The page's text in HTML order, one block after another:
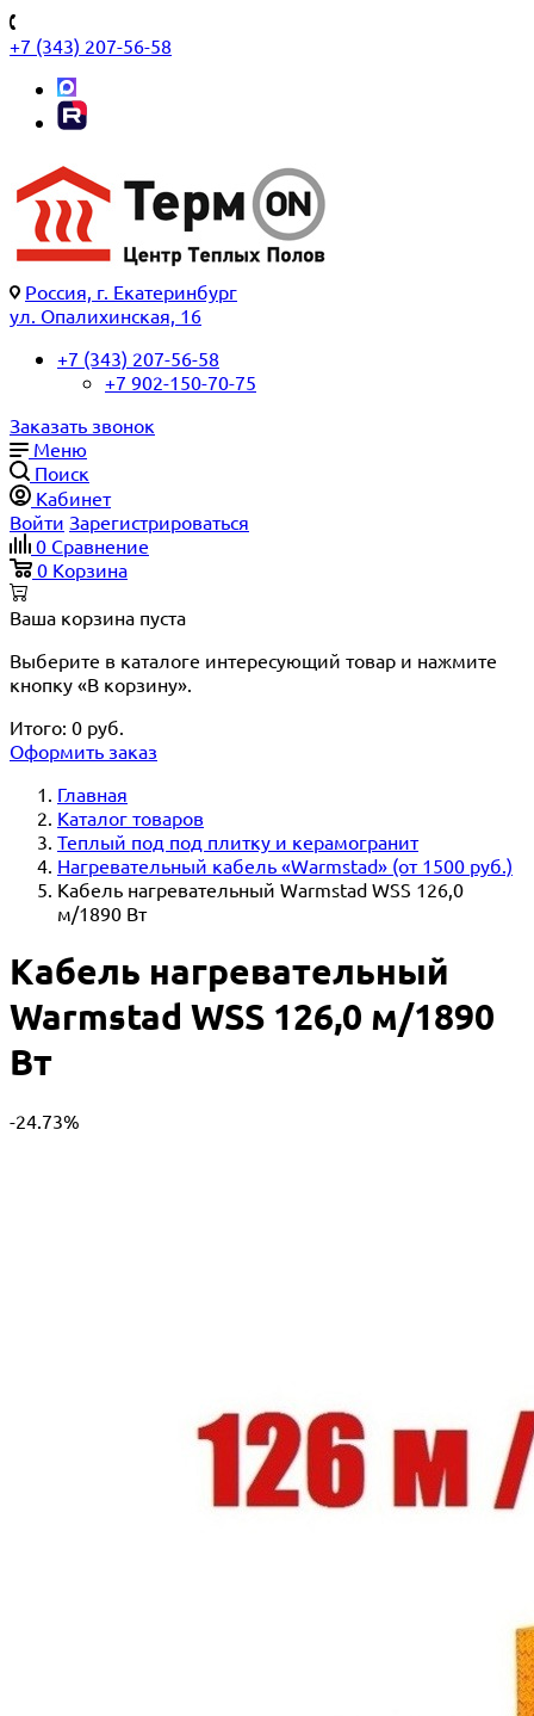
+7 (343) 207-56-58
Россия, г. Екатеринбург
ул. Опалихинская, 16
+7 (343) 207-56-58
+7 902-150-70-75
Заказать звонок
Меню
Поиск
Кабинет
Войти Зарегистрироваться
0 Сравнение
0 Корзина
Ваша корзина пуста
Выберите в каталоге интересующий товар и нажмите
кнопку «В корзину».
Итого: 0 руб.
Оформить заказ
Главная
Каталог товаров
Теплый под под плитку и керамогранит
Нагревательный кабель «Warmstad» (от 1500 руб.)
Кабель нагревательный Warmstad WSS 126,0
м/1890 Вт
Кабель нагревательный
Warmstad WSS 126,0 м/1890
Вт
-24.73%